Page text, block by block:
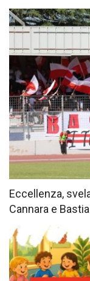
Eccellenza,
Cannara e Bastia